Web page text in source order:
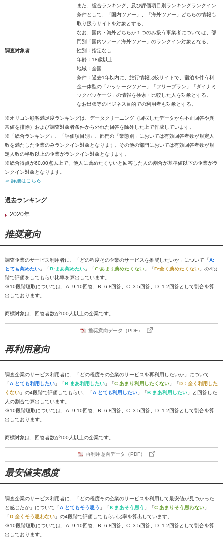
また、総合ランキング、及び評価項目別ランキングランクイン
条件として、「国内ツアー」、「海外ツアー」どちらの情報も
取り扱うサイトを対象とする。
なお、国内・海外どちらか１つのみ扱う事業者については、部
門別「国内ツアー／海外ツアー」のランクイン対象となる。
調査対象者
性別：指定なし
年齢：18歳以上
地域：全国
条件：過去1年以内に、旅行情報比較サイトで、宿泊を伴う料
金一体型の「パッケージツアー」「フリープラン」「ダイナミ
ックパッケージ」の情報を検索・比較した人を対象とする。
なお出張等のビジネス目的での利用者も対象とする。
※オリコン顧客満足度ランキングは、データクリーニング（回収したデータから不正回答や異
常値を排除）および調査対象者条件から外れた回答を除外した上で作成しています。
※「総合ランキング」、「評価項目別」、部門の「業態別」においては有効回答者数が規定人
数を満たした企業のみランクイン対象となります。その他の部門においては有効回答者数が規
定人数の半数以上の企業がランクイン対象となります。
※総合得点が60.00点以上で、他人に薦めたくないと回答した人の割合が基準値以下の企業がラ
ンクイン対象となります。
≫ 詳細はこちら
過去ランキング
2020年
推奨意向
調査企業のサービス利用者に、「どの程度その企業のサービスを推奨したいか」について「A:
とても薦めたい 」「B:まあ薦めたい 」「C:あまり薦めたくない 」「D:全く薦めたくない 」の4段
階で評価をしてもらい比率を算出しています。
※10段階聴取については、A=9-10回答、B=6-8回答、C=3-5回答、D=1-2回答として割合を算
出しております。
商標対象は、回答者数が100人以上の企業です。
推奨意向データ（PDF）
再利用意向
調査企業のサービス利用者に、「どの程度その企業のサービスを再利用したいか」について
「A:とても利用したい 」「B:まあ利用したい 」「C:あまり利用したくない 」「D：全く利用した
くない 」の4段階で評価してもらい、「A:とても利用したい 」「B:まあ利用したい 」と回答した
人の割合で算出しています。
※10段階聴取については、A=9-10回答、B=6-8回答、C=3-5回答、D=1-2回答として割合を算
出しております。
商標対象は、回答者数が100人以上の企業です。
再利用意向データ（PDF）
最安値実感度
調査企業のサービス利用者に、「どの程度その企業のサービスを利用して最安値が見つかった
と感じたか」について「A:とてもそう思う 」「B:まあそう思う 」「C:あまりそう思わない 」
「D:全くそう思わない 」の4段階で評価してもらい比率を算出しています。
※10段階聴取については、A=9-10回答、B=6-8回答、C=3-5回答、D=1-2回答として割合を算
出しております。